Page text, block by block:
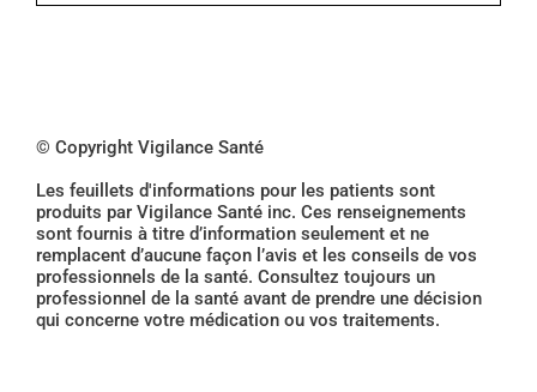
© Copyright Vigilance Santé
Les feuillets d'informations pour les patients sont
produits par Vigilance Santé inc. Ces renseignements
sont fournis à titre d’information seulement et ne
remplacent d’aucune façon l’avis et les conseils de vos
professionnels de la santé. Consultez toujours un
professionnel de la santé avant de prendre une décision
qui concerne votre médication ou vos traitements.